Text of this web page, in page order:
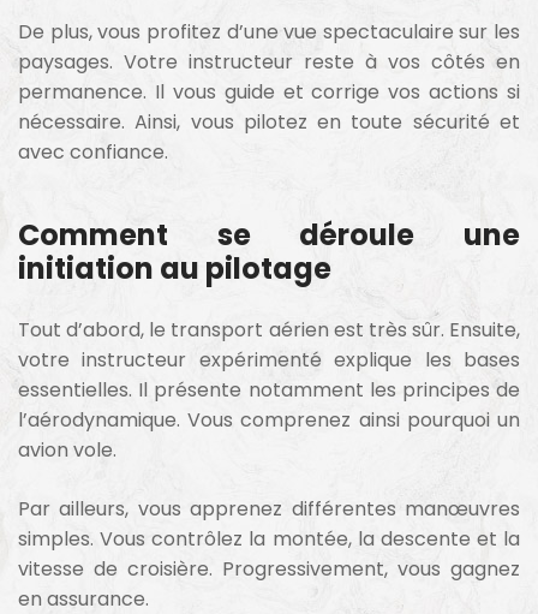
De plus, vous profitez d’une vue spectaculaire sur les
paysages. Votre instructeur reste à vos côtés en
permanence. Il vous guide et corrige vos actions si
nécessaire. Ainsi, vous pilotez en toute sécurité et
avec confiance.
Comment se déroule une
initiation au pilotage
Tout d’abord, le transport aérien est très sûr. Ensuite,
votre instructeur expérimenté explique les bases
essentielles. Il présente notamment les principes de
l’aérodynamique. Vous comprenez ainsi pourquoi un
avion vole.
Par ailleurs, vous apprenez différentes manœuvres
simples. Vous contrôlez la montée, la descente et la
vitesse de croisière. Progressivement, vous gagnez
en assurance.